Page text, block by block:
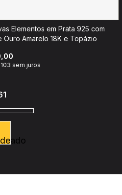
Elementos em Prata 925 com
Ouro Amarelo 18K e Topázio
sem juros